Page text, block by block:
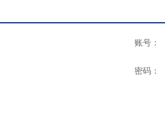
账号：
密码：